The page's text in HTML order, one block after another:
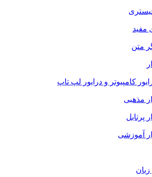
مفید
متن
کامپیوتر و درایور لپ تاپ
مذهبی
پرتابل
آموزشی